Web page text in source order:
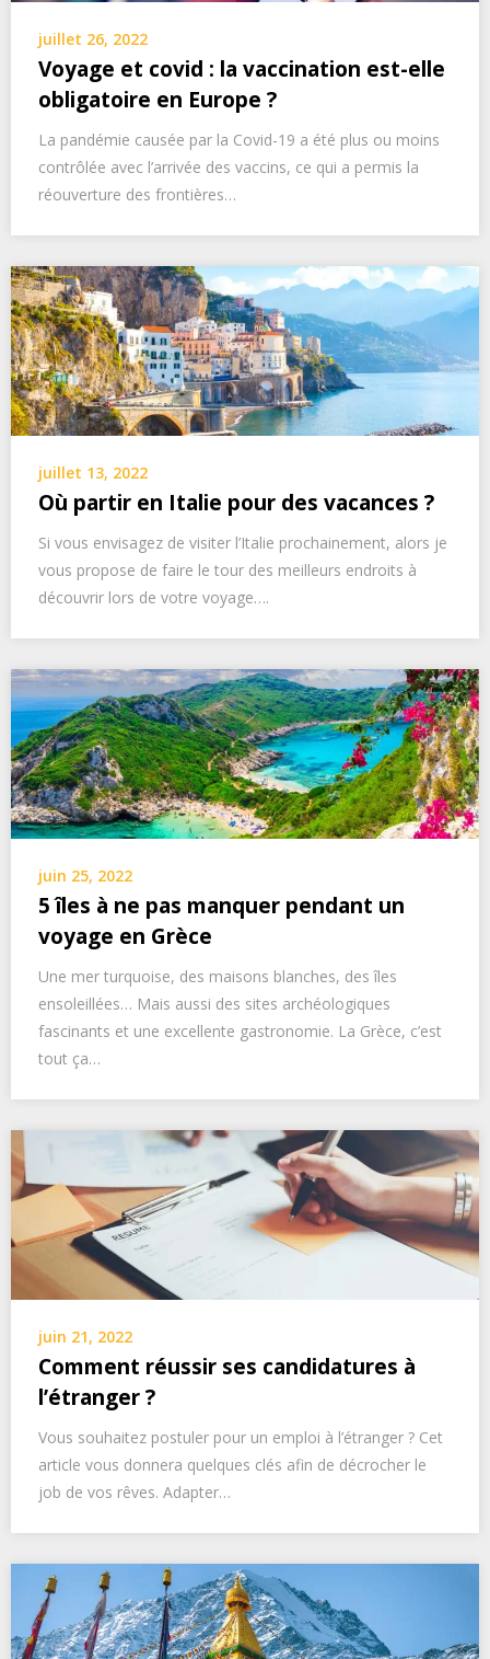
juillet 26, 2022
Voyage et covid : la vaccination est-elle
obligatoire en Europe ?
La pandémie causée par la Covid-19 a été plus ou moins
contrôlée avec l’arrivée des vaccins, ce qui a permis la
réouverture des frontières…
juillet 13, 2022
Où partir en Italie pour des vacances ?
Si vous envisagez de visiter l’Italie prochainement, alors je
vous propose de faire le tour des meilleurs endroits à
découvrir lors de votre voyage….
juin 25, 2022
5 îles à ne pas manquer pendant un
voyage en Grèce
Une mer turquoise, des maisons blanches, des îles
ensoleillées… Mais aussi des sites archéologiques
fascinants et une excellente gastronomie. La Grèce, c’est
tout ça…
juin 21, 2022
Comment réussir ses candidatures à
l’étranger ?
Vous souhaitez postuler pour un emploi à l’étranger ? Cet
article vous donnera quelques clés afin de décrocher le
job de vos rêves. Adapter…